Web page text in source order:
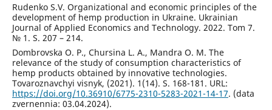
Rudenko S.V. Organizational and economic principles of the
development of hemp production in Ukraine. Ukrainian
Journal of Applied Economics and Technology. 2022. Tom 7.
№ 1. S. 207 – 214.
Dombrovska O. P., Chursina L. A., Mandra O. M. The
relevance of the study of consumption characteristics of
hemp products obtained by innovative technologies.
Tovaroznavchyi visnyk, (2021). 1(14). S. 168-181. URL:
https://doi.org/10.36910/6775-2310-5283-2021-14-17. (data
zvernennia: 03.04.2024).